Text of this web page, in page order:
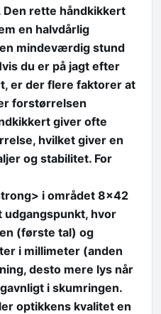
Den rette håndkikkert
en halvdårlig
mindeværdig stund
du er på jagt efter
er der flere faktorer at
forstørrelsen
giver ofte
hvilket giver en
og stabilitet. For
i området 8×42
hvor
(første tal) og
i millimeter (anden
desto mere lys når
i skumringen.
optikkens kvalitet en